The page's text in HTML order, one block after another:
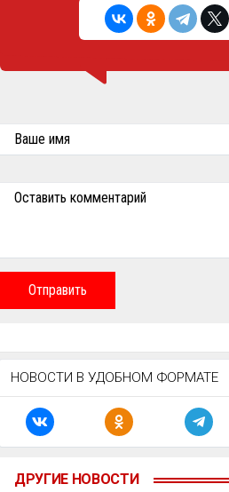
Ваше имя
Оставить комментарий
Отправить
НОВОСТИ В УДОБНОМ ФОРМАТЕ
ДРУГИЕ НОВОСТИ